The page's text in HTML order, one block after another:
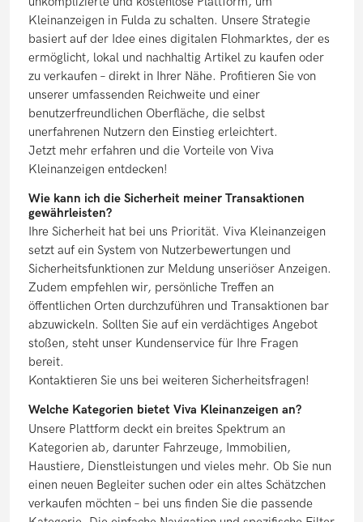
Kleinanzeigen in Fulda zu schalten. Unsere Strategie
basiert auf der Idee eines digitalen Flohmarktes, der es
ermöglicht, lokal und nachhaltig Artikel zu kaufen oder
zu verkaufen – direkt in Ihrer Nähe. Profitieren Sie von
unserer umfassenden Reichweite und einer
benutzerfreundlichen Oberfläche, die selbst
unerfahrenen Nutzern den Einstieg erleichtert.
Jetzt mehr erfahren und die Vorteile von Viva
Kleinanzeigen entdecken!
Wie kann ich die Sicherheit meiner Transaktionen
gewährleisten?
Ihre Sicherheit hat bei uns Priorität. Viva Kleinanzeigen
setzt auf ein System von Nutzerbewertungen und
Sicherheitsfunktionen zur Meldung unseriöser Anzeigen.
Zudem empfehlen wir, persönliche Treffen an
öffentlichen Orten durchzuführen und Transaktionen bar
abzuwickeln. Sollten Sie auf ein verdächtiges Angebot
stoßen, steht unser Kundenservice für Ihre Fragen
bereit.
Kontaktieren Sie uns bei weiteren Sicherheitsfragen!
Welche Kategorien bietet Viva Kleinanzeigen an?
Unsere Plattform deckt ein breites Spektrum an
Kategorien ab, darunter Fahrzeuge, Immobilien,
Haustiere, Dienstleistungen und vieles mehr. Ob Sie nun
einen neuen Begleiter suchen oder ein altes Schätzchen
verkaufen möchten – bei uns finden Sie die passende